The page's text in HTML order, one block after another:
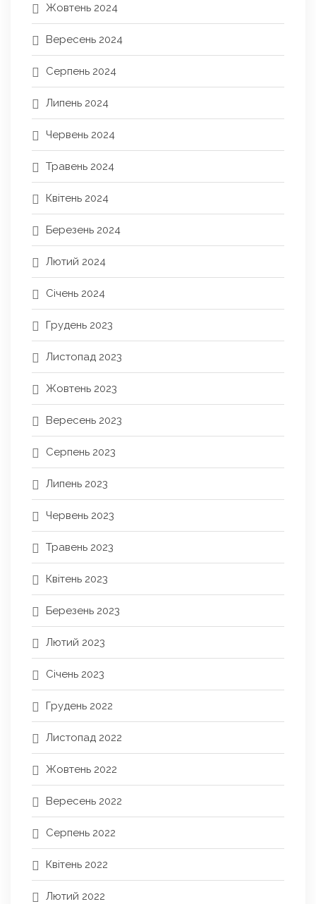
Жовтень 2024
Вересень 2024
Серпень 2024
Липень 2024
Червень 2024
Травень 2024
Квітень 2024
Березень 2024
Лютий 2024
Січень 2024
Грудень 2023
Листопад 2023
Жовтень 2023
Вересень 2023
Серпень 2023
Липень 2023
Червень 2023
Травень 2023
Квітень 2023
Березень 2023
Лютий 2023
Січень 2023
Грудень 2022
Листопад 2022
Жовтень 2022
Вересень 2022
Серпень 2022
Квітень 2022
Лютий 2022